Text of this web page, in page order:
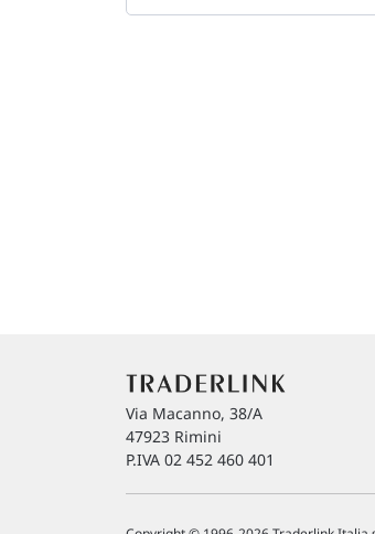
Via Macanno, 38/A
47923 Rimini
P.IVA 02 452 460 401